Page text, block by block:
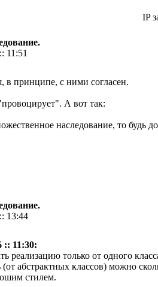
IP
11:51
в принципе, с ними согласен.
А вот так:
наследование, то будь
13:44
:: 11:30:
реализацию только от одного
абстрактных классов) можно
стилем.